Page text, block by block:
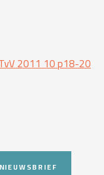
2011 10 p18-20